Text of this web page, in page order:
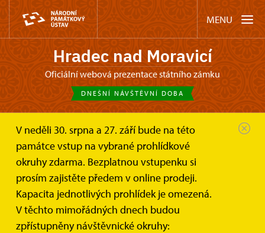
MENU
Hradec nad Moravicí
oficiální webová prezentace státního zámku
DNEŠNÍ NÁVŠTĚVNÍ DOBA
V neděli 30. srpna a 27. září bude na této
památce vstup na vybrané prohlídkové
okruhy zdarma. Bezplatnou vstupenku si
prosím zajistěte předem v online prodeji.
Kapacita jednotlivých prohlídek je omezená.
V těchto mimořádných dnech budou
zpřístupněny návštěvnické okruhy:
Zámek Hradec nad Moravicí
Akce
Výstava sochaře Kurta Gebauera...
Výstava sochaře Kurta Gebauera
"ZÁMKUKURT"